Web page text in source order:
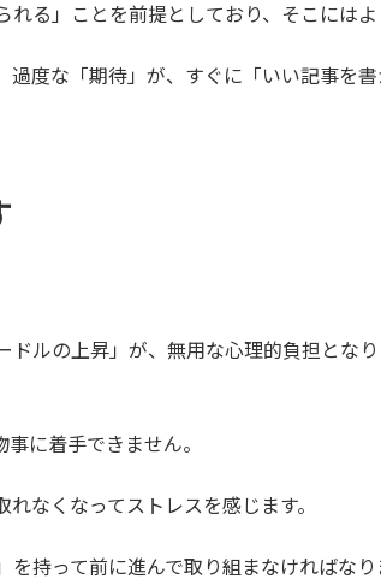
る」ことを前提としており、そこには
過度な「期待」が、すぐに「いい記事を
ルの上昇」が、無用な心理的負担とな
に着手できません。
なくなってストレスを感じます。
持って前に進んで取り組まなければなり